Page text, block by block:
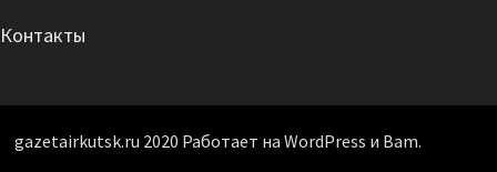
Контакты
gazetairkutsk.ru 2020 Работает на WordPress и Bam.